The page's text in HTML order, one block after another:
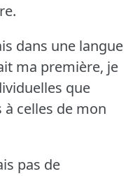
dans une langue
ma première, je
que
celles de mon
pas de